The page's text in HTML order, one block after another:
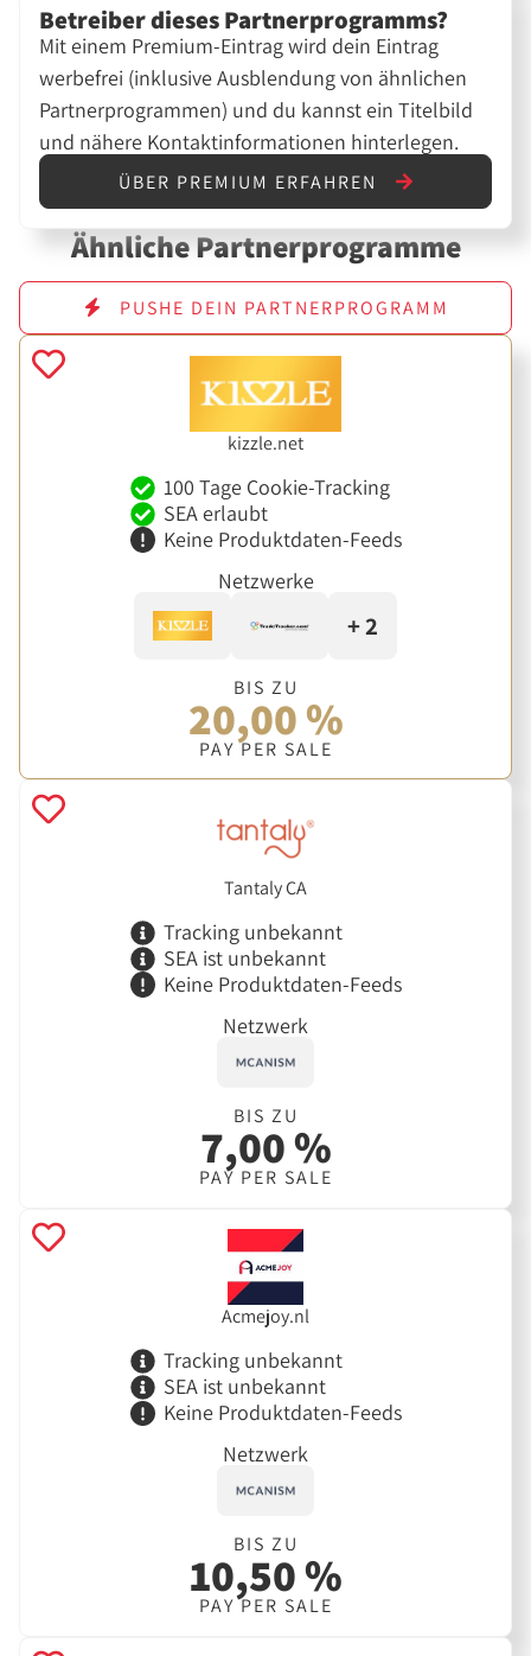
Betreiber dieses Partnerprogramms?
Mit einem Premium-Eintrag wird dein Eintrag
werbefrei (inklusive Ausblendung von ähnlichen
Partnerprogrammen) und du kannst ein Titelbild
und nähere Kontaktinformationen hinterlegen.
ÜBER PREMIUM ERFAHREN
Ähnliche Partnerprogramme
PUSHE DEIN PARTNERPROGRAMM
kizzle.net
100 Tage Cookie-Tracking
SEA erlaubt
Keine Produktdaten-Feeds
Netzwerke
+ 2
BIS ZU
20,00 %
PAY PER SALE
Tantaly CA
Tracking unbekannt
SEA ist unbekannt
Keine Produktdaten-Feeds
Netzwerk
BIS ZU
7,00 %
PAY PER SALE
Acmejoy.nl
Tracking unbekannt
SEA ist unbekannt
Keine Produktdaten-Feeds
Netzwerk
BIS ZU
10,50 %
PAY PER SALE